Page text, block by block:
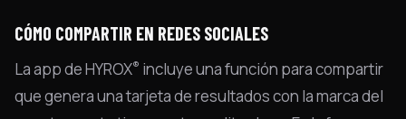
CÓMO COMPARTIR EN REDES SOCIALES
La app de HYROX® incluye una función para compartir
que genera una tarjeta de resultados con la marca del